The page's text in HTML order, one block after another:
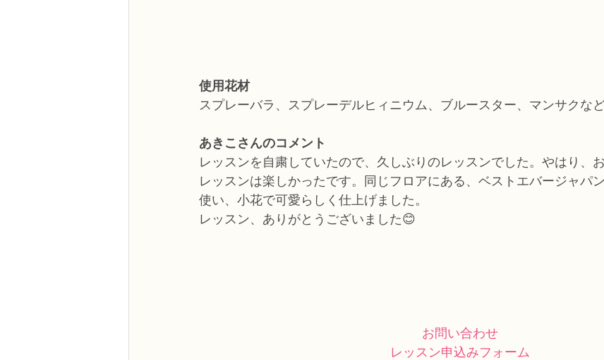
使用花材
スプレーバラ、スプレーデルヒィニウム、ブルースター、マンサクな
あきこさんのコメント
レッスンを自粛していたので、久しぶりのレッスンでした。やはり、
レッスンは楽しかったです。同じフロアにある、ベストエバージャパ
使い、小花で可愛らしく仕上げました。
レッスン、ありがとうございました😊
お問い合わせ
レッスン申込みフォーム